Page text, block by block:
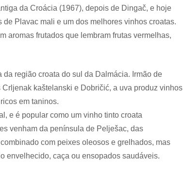
da Croácia (1967), depois de Dingač, e hoje
Plavac mali e um dos melhores vinhos croatas.
aromas frutados que lembram frutas vermelhas,
região croata do sul da Dalmácia. Irmão de
kaštelanski e Dobričić, a uva produz vinhos
em taninos.
e é popular como um vinho tinto croata
venham da península de Pelješac, das
com peixes oleosos e grelhados, mas
envelhecido, caça ou ensopados saudáveis.